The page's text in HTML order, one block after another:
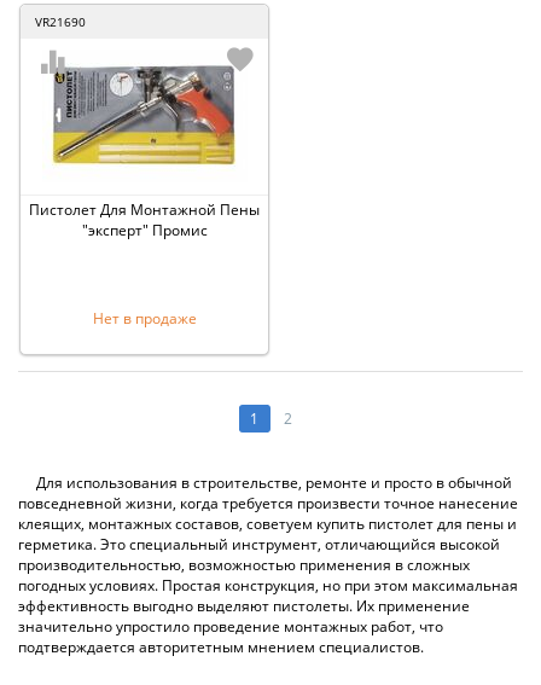
VR21690
Пистолет Для Монтажной Пены
"эксперт" Промис
Нет в продаже
1 2
Для использования в строительстве, ремонте и просто в обычной
повседневной жизни, когда требуется произвести точное нанесение
клеящих, монтажных составов, советуем купить пистолет для пены и
герметика. Это специальный инструмент, отличающийся высокой
производительностью, возможностью применения в сложных
погодных условиях. Простая конструкция, но при этом максимальная
эффективность выгодно выделяют пистолеты. Их применение
значительно упростило проведение монтажных работ, что
подтверждается авторитетным мнением специалистов.